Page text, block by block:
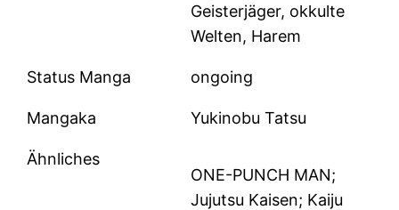
Geisterjäger, okkulte
Welten, Harem
Status Manga ongoing
Mangaka Yukinobu Tatsu
Ähnliches
ONE-PUNCH MAN;
Jujutsu Kaisen; Kaiju